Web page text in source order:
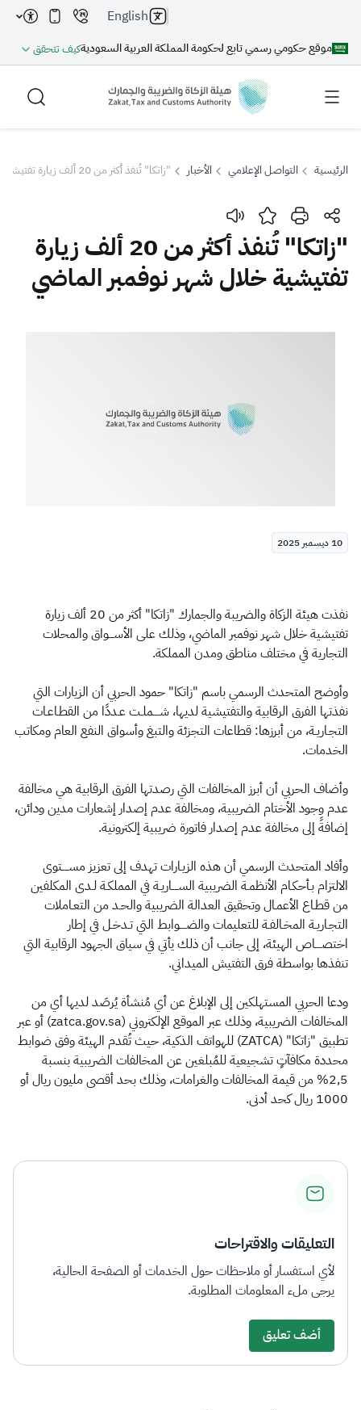
موقع حكومي رسمي تابع لحكومة المملكة العربية السعوديةكيف تتحقق
English
بحث
بحث بحث AI
اقتراحات
الرئيسية التواصل الإعلامي الأخبار "زاتكا" تُنفذ أكثر من 20 ألف زيارة تفتيشية خلال شهر نوفمبر الماضي
"زاتكا" تُنفذ أكثر من 20 ألف زيارة
تفتيشية خلال شهر نوفمبر الماضي
10 ديسمبر 2025
نفذت هيئة الزكاة والضريبة والجمارك "زاتكا" أكثر من 20 ألف زيارة
تفتيشية خلال شهر نوفمبر الماضي، وذلك على الأســـواق والمحلات
التجارية في مختلف مناطق ومدن المملكة.
وأوضح المتحدث الرسمي باسم "زاتكا" حمود الحربي أن الزيارات التي
نفذتها الفرق الرقابية والتفتيشية لديها، شــــملـت عـددًا من القطـاعـات
التجـاريـة، من أبرزها: قطاعات التجزئة والتبغ وأسواق النفع العام ومكاتب
الخدمات.
وأضاف الحربي أن أبرز المخالفات التي رصدتها الفرق الرقابية هي مخالفة
عدم وجود الأختام الضريبية، ومخالفة عدم إصدار إشعارات مدين ودائن،
إضافةً إلى مخالفة عدم إصدار فاتورة ضريبية إلكترونية.
وأفاد المتحدث الرسمي أن هذه الزيـارات تهدف إلى تعزيز مســــتوى
الالتزام بـأحكـام الأنظمـة الضريبية الســــاريـة في المملكـة لـدى المكلفين
من قطـاع الأعمـال وتحقيق العدالة الضريبية والحـد من التعـاملات
التجـاريـة المخـالفـة للتعليمات والضــــوابط التي تـدخـل في إطار
اختصــــاص الهيئة، إلى جانب أن ذلك يأتي في سياق الجهود الرقابية التي
تنفذها بواسطة فرق التفتيش الميداني.
ودعا الحربي المستهلكين إلى الإبلاغ عن أي مُنشأة يُرصَد لديها أي من
المخالفات الضريبية، وذلك عبر الموقع الإلكتروني (zatca.gov.sa) أو عبر
تطبيق "زاتكا" (ZATCA) للهواتف الذكية، حيث تُقدم الهيئة وفق ضوابط
محددة مكافآتٍ تشجيعية للمُبلغين عن المخالفات الضريبية بنسبة
2,5% من قيمة المخالفات والغرامات، وذلك بحد أقصى مليون ريال أو
1000 ريال كحد أدنى.​
التعليقات والاقتراحات
لأي استفسار أو ملاحظات حول الخدمات أو الصفحة الحالية،
يرجى ملء المعلومات المطلوبة.
أضف تعليق